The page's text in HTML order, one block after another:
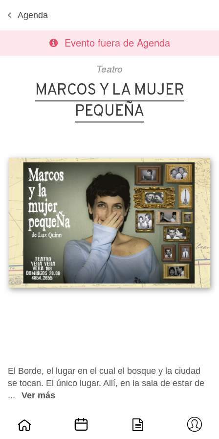
Agenda
Evento fuera de Agenda
Teatro
MARCOS Y LA MUJER
PEQUEÑA
El Borde, el lugar en el cual el bosque y la ciudad
se tocan. El único lugar. Allí, en la sala de estar de
...
Ver más